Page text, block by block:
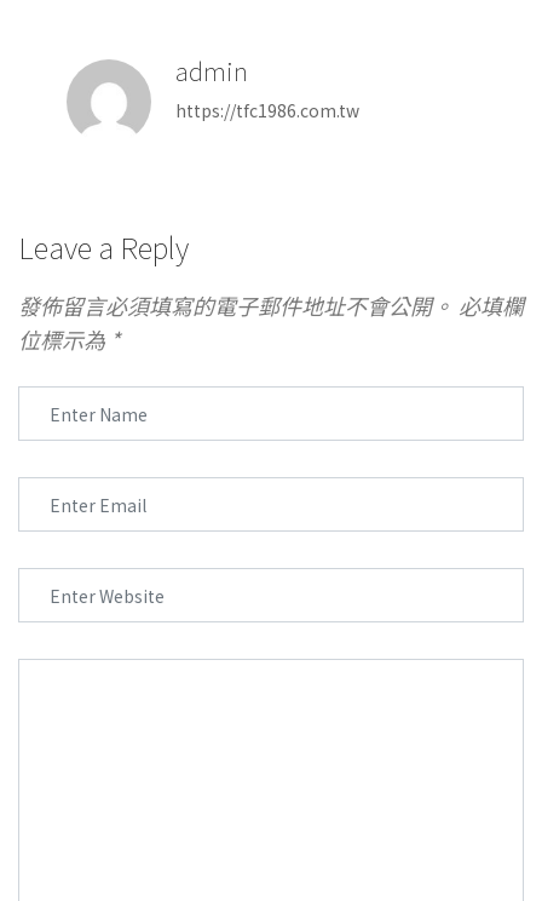
admin
https://tfc1986.com.tw
Leave a Reply
發佈留言必須填寫的電子郵件地址不會公開。 必填欄
位標示為 *